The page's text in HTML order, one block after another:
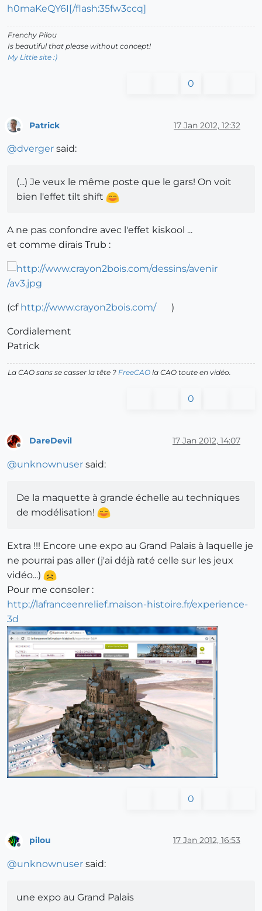
h0maKeQY6I[/flash:35fw3ccq]
Frenchy Pilou
Is beautiful that please without concept!
My Little site :)
0
Patrick 17 Jan 2012, 12:32
@dverger said:
(...) Je veux le même poste que le gars! On voit
bien l'effet tilt shift
A ne pas confondre avec l'effet kiskool ...
et comme dirais Trub :
(cf http://www.crayon2bois.com/ )
Cordialement
Patrick
La CAO sans se casser la tête ? FreeCAO la CAO toute en vidéo.
0
Offline
DareDevil 17 Jan 2012, 14:07
@unknownuser said:
De la maquette à grande échelle au techniques
de modélisation!
Extra !!! Encore une expo au Grand Palais à laquelle je
ne pourrai pas aller (j'ai déjà raté celle sur les jeux
vidéo...)
Pour me consoler :
http://lafranceenrelief.maison-histoire.fr/experience-
3d
0
pilou 17 Jan 2012, 16:53
@unknownuser said:
une expo au Grand Palais